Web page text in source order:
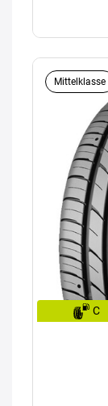
Mittelklasse
C